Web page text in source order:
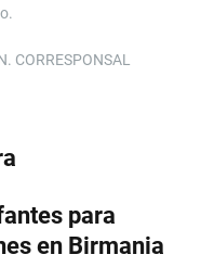
CORRESPONSAL
para
en Birmania